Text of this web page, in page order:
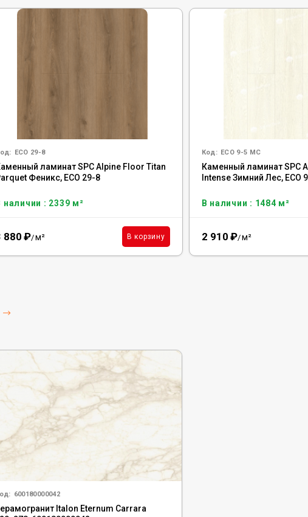
ECO 29-8
ламинат SPC Alpine Floor Titan
Феникс, ЕСО 29-8
наличии : 2339 м²
880 ₽/м² В корзину
Код: ECO 9-5 MC
Каменный ламинат SPC
Intense Зимний Лес, ECO
В наличии : 1484 м²
2 910 ₽/м²
600180000042
Italon Eternum Carrara